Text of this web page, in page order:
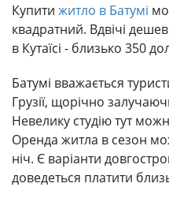
Купити житло в Батумі
квадратний. Вдвічі
в Кутаїсі - близько 350
Батумі вважається
Грузії, щорічно
Невелику студію тут
Оренда житла в сезон
ніч. Є варіанти
доведеться платити